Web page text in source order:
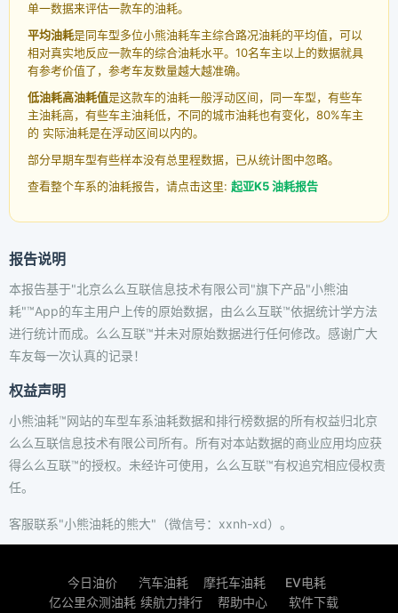
单一数据来评估一款车的油耗。
平均油耗是同车型多位小熊油耗车主综合路况油耗的平均值，可以
相对真实地反应一款车的综合油耗水平。10名车主以上的数据就具
有参考价值了，参考车友数量越大越准确。
低油耗高油耗值是这款车的油耗一般浮动区间，同一车型，有些车
主油耗高，有些车主油耗低，不同的城市油耗也有变化，80%车主
的 实际油耗是在浮动区间以内的。
部分早期车型有些样本没有总里程数据，已从统计图中忽略。
查看整个车系的油耗报告，请点击这里: 起亚K5 油耗报告
报告说明
本报告基于"北京么么互联信息技术有限公司"旗下产品"小熊油
耗"™App的车主用户上传的原始数据，由么么互联™依据统计学方法
进行统计而成。么么互联™并未对原始数据进行任何修改。感谢广大
车友每一次认真的记录！
权益声明
小熊油耗™网站的车型车系油耗数据和排行榜数据的所有权益归北京
么么互联信息技术有限公司所有。所有对本站数据的商业应用均应获
得么么互联™的授权。未经许可使用，么么互联™有权追究相应侵权责
任。
客服联系"小熊油耗的熊大"（微信号：xxnh-xd）。
今日油价 汽车油耗 摩托车油耗
EV电耗
亿公里众测油耗 续航力排行 帮助中心 软件下载